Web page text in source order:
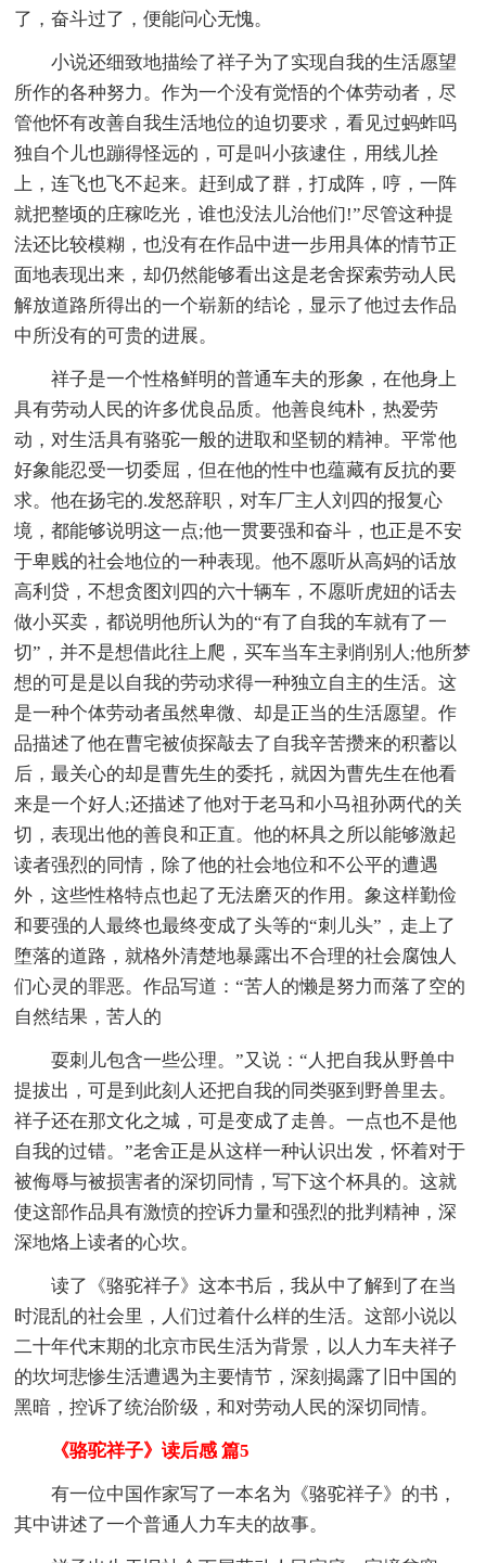
了，奋斗过了，便能问心无愧。
小说还细致地描绘了祥子为了实现自我的生活愿望
所作的各种努力。作为一个没有觉悟的个体劳动者，尽
管他怀有改善自我生活地位的迫切要求，看见过蚂蚱吗
独自个儿也蹦得怪远的，可是叫小孩逮住，用线儿拴
上，连飞也飞不起来。赶到成了群，打成阵，哼，一阵
就把整顷的庄稼吃光，谁也没法儿治他们!”尽管这种提
法还比较模糊，也没有在作品中进一步用具体的情节正
面地表现出来，却仍然能够看出这是老舍探索劳动人民
解放道路所得出的一个崭新的结论，显示了他过去作品
中所没有的可贵的进展。
祥子是一个性格鲜明的普通车夫的形象，在他身上
具有劳动人民的许多优良品质。他善良纯朴，热爱劳
动，对生活具有骆驼一般的进取和坚韧的精神。平常他
好象能忍受一切委屈，但在他的性中也蕴藏有反抗的要
求。他在扬宅的.发怒辞职，对车厂主人刘四的报复心
境，都能够说明这一点;他一贯要强和奋斗，也正是不安
于卑贱的社会地位的一种表现。他不愿听从高妈的话放
高利贷，不想贪图刘四的六十辆车，不愿听虎妞的话去
做小买卖，都说明他所认为的“有了自我的车就有了一
切”，并不是想借此往上爬，买车当车主剥削别人;他所梦
想的可是是以自我的劳动求得一种独立自主的生活。这
是一种个体劳动者虽然卑微、却是正当的生活愿望。作
品描述了他在曹宅被侦探敲去了自我辛苦攒来的积蓄以
后，最关心的却是曹先生的委托，就因为曹先生在他看
来是一个好人;还描述了他对于老马和小马祖孙两代的关
切，表现出他的善良和正直。他的杯具之所以能够激起
读者强烈的同情，除了他的社会地位和不公平的遭遇
外，这些性格特点也起了无法磨灭的作用。象这样勤俭
和要强的人最终也最终变成了头等的“刺儿头”，走上了
堕落的道路，就格外清楚地暴露出不合理的社会腐蚀人
们心灵的罪恶。作品写道：“苦人的懒是努力而落了空的
自然结果，苦人的
耍刺儿包含一些公理。”又说：“人把自我从野兽中
提拔出，可是到此刻人还把自我的同类驱到野兽里去。
祥子还在那文化之城，可是变成了走兽。一点也不是他
自我的过错。”老舍正是从这样一种认识出发，怀着对于
被侮辱与被损害者的深切同情，写下这个杯具的。这就
使这部作品具有激愤的控诉力量和强烈的批判精神，深
深地烙上读者的心坎。
读了《骆驼祥子》这本书后，我从中了解到了在当
时混乱的社会里，人们过着什么样的生活。这部小说以
二十年代末期的北京市民生活为背景，以人力车夫祥子
的坎坷悲惨生活遭遇为主要情节，深刻揭露了旧中国的
黑暗，控诉了统治阶级，和对劳动人民的深切同情。
《骆驼祥子》读后感 篇5
有一位中国作家写了一本名为《骆驼祥子》的书，
其中讲述了一个普通人力车夫的故事。